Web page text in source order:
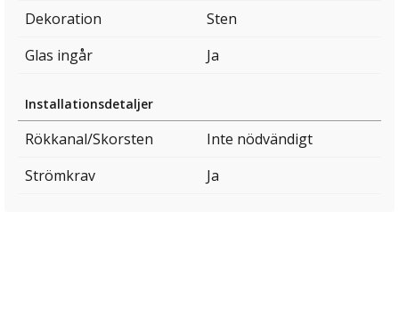
Dekoration
Sten
Glas ingår
Ja
Installationsdetaljer
Rökkanal/Skorsten
Inte nödvändigt
Strömkrav
Ja